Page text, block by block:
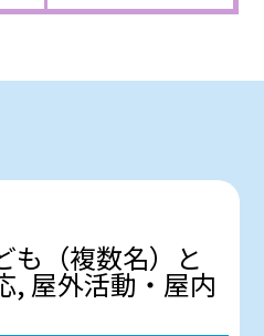
も（複数名）と
, 屋外活動・屋内